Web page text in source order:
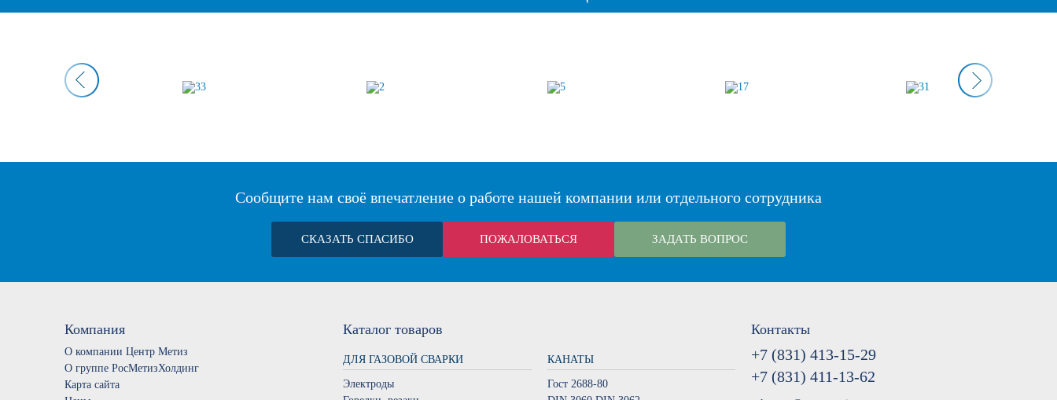
Сообщите нам своё впечатление о работе нашей компании или отдельного сотрудника
СКАЗАТЬ СПАСИБО ПОЖАЛОВАТЬСЯ ЗАДАТЬ ВОПРОС
Компания
О компании Центр Метиз
О группе РосМетизХолдинг
Карта сайта
Каталог товаров
ДЛЯ ГАЗОВОЙ СВАРКИ
Электроды
КАНАТЫ
Гост 2688-80
Контакты
+7 (831) 413-15-29
+7 (831) 411-13-62